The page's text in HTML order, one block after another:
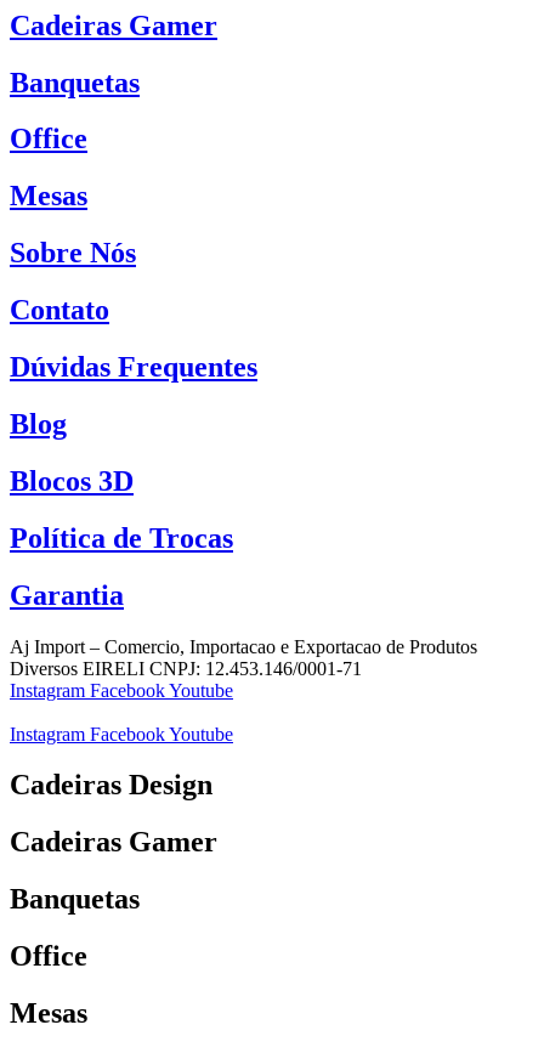
Cadeiras Gamer
Banquetas
Office
Mesas
Sobre Nós
Contato
Dúvidas Frequentes
Blog
Blocos 3D
Política de Trocas
Garantia
Aj Import – Comercio, Importacao e Exportacao de Produtos
Diversos EIRELI CNPJ: 12.453.146/0001-71
Instagram FacebookYoutube
Instagram FacebookYoutube
Cadeiras Design
Cadeiras Gamer
Banquetas
Office
Mesas